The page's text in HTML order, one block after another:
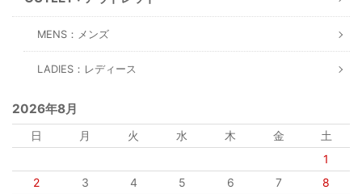
MENS：メンズ
LADIES：レディース
2026年8月
日 月 火 水 木 金
土
1
2
3 4 5 6 7
8